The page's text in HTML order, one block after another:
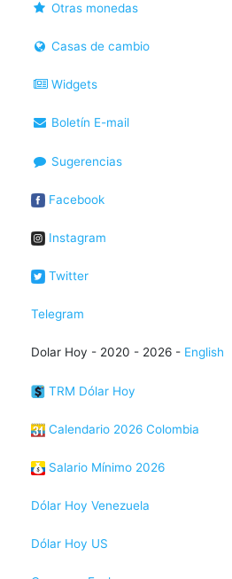
Otras monedas
Casas de cambio
Widgets
Boletín E-mail
Sugerencias
Facebook
Instagram
Twitter
Telegram
Dolar Hoy - 2020 - 2026 - English
TRM Dólar Hoy
Calendario 2026 Colombia
Salario Mínimo 2026
Dólar Hoy Venezuela
Dólar Hoy US